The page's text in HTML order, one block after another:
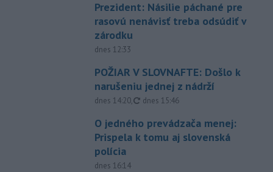
Prezident: Násilie páchané pre
rasovú nenávisť treba odsúdiť v
zárodku
dnes 12:33
POŽIAR V SLOVNAFTE: Došlo k
narušeniu jednej z nádrží
dnes 14:20, aktualizované
dnes 15:46
O jedného prevádzača menej:
Prispela k tomu aj slovenská
polícia
dnes 16:14